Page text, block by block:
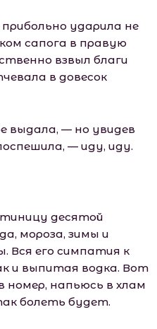
ударила не
сапога в правую
взвыл благи
в довесок
выдала, — но увидев
— иду, иду.
десятой
мороза, зимы и
Вся его симпатия к
и выпитая водка. Вот
номер, напьюсь в хлам
болеть будет.